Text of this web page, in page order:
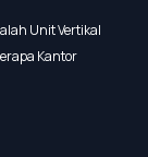
Unit Vertikal
Kantor